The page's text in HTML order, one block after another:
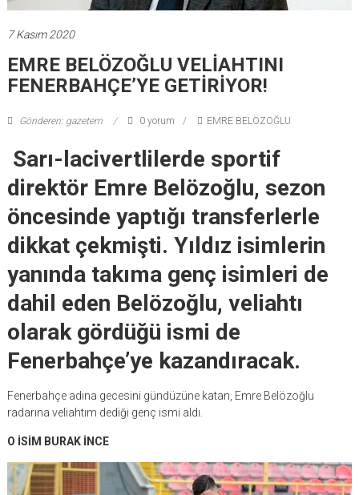
7 Kasım 2020
EMRE BELÖZOĞLU VELİAHTINI
FENERBAHÇE’YE GETİRİYOR!
Gönderen: gazetem 0 yorum EMRE BELÖZOĞLU
Sarı-lacivertlilerde sportif
direktör Emre Belözoğlu, sezon
öncesinde yaptığı transferlerle
dikkat çekmişti. Yıldız isimlerin
yanında takıma genç isimleri de
dahil eden Belözoğlu, veliahtı
olarak gördüğü ismi de
Fenerbahçe’ye kazandıracak.
Fenerbahçe adına gecesini gündüzüne katan, Emre Belözoğlu
radarına veliahtım dediği genç ismi aldı.
O İSİM BURAK İNCE